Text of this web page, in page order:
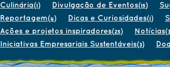
Culinária(1) Divulgação de Eventos(15)
Reportagem(4) Dicas e Curiosidades(1)
Ações e projetos inspiradores(25) Notícias
Iniciativas Empresariais Sustentáveis(3)